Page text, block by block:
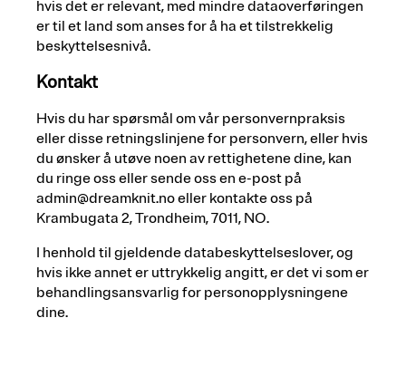
hvis det er relevant, med mindre dataoverføringen
er til et land som anses for å ha et tilstrekkelig
beskyttelsesnivå.
Kontakt
Hvis du har spørsmål om vår personvernpraksis
eller disse retningslinjene for personvern, eller hvis
du ønsker å utøve noen av rettighetene dine, kan
du ringe oss eller sende oss en e-post på
admin@dreamknit.no eller kontakte oss på
Krambugata 2, Trondheim, 7011, NO.
I henhold til gjeldende databeskyttelseslover, og
hvis ikke annet er uttrykkelig angitt, er det vi som er
behandlingsansvarlig for personopplysningene
dine.